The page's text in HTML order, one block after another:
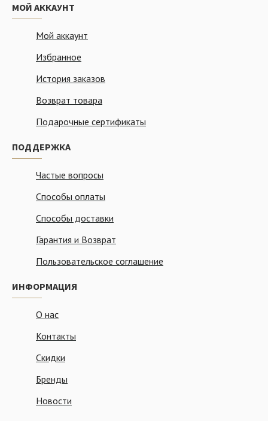
МОЙ АККАУНТ
Мой аккаунт
Избранное
История заказов
Возврат товара
Подарочные сертификаты
ПОДДЕРЖКА
Частые вопросы
Способы оплаты
Способы доставки
Гарантия и Возврат
Пользовательское соглашение
ИНФОРМАЦИЯ
О нас
Контакты
Скидки
Бренды
Новости